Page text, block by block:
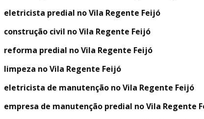
eletricista predial no Vila Regente Feijó
construção civil no Vila Regente Feijó
reforma predial no Vila Regente Feijó
limpeza no Vila Regente Feijó
eletricista de manutenção no Vila Regente Feijó
empresa de manutenção predial no Vila Regente